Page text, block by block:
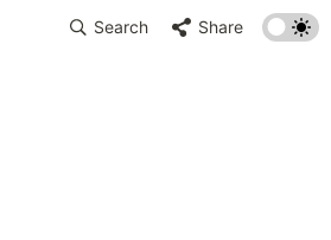
Search Share